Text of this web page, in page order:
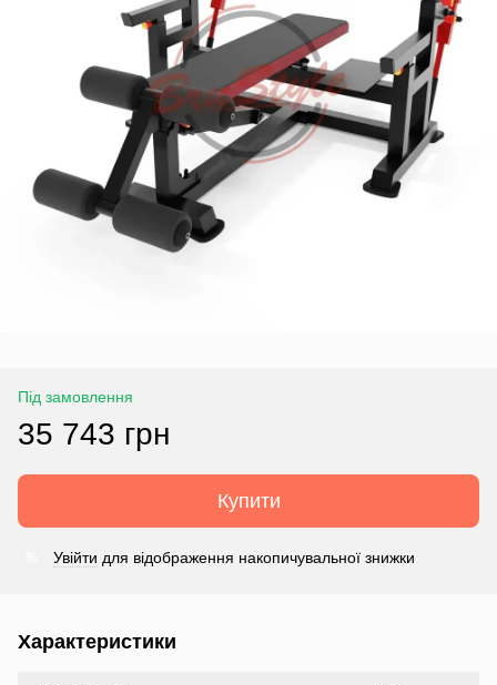
Під замовлення
35 743 грн
Купити
Увійти для відображення накопичувальної знижки
Характеристики